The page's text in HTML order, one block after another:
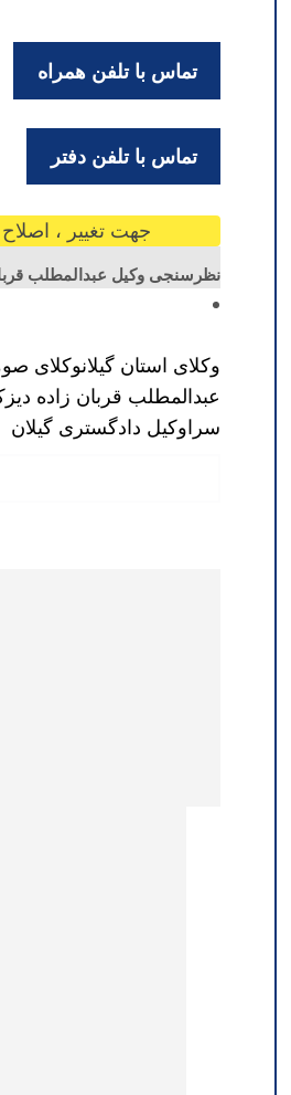
تماس با تلفن همراه
تماس با تلفن دفتر
جهت تغییر ،
نظرسنجی وکیل عبدالمطلب
وکلای استان گیلانوکلای
عبدالمطلب قربان زاده دیز
سرا وکیل دادگستری گیلان